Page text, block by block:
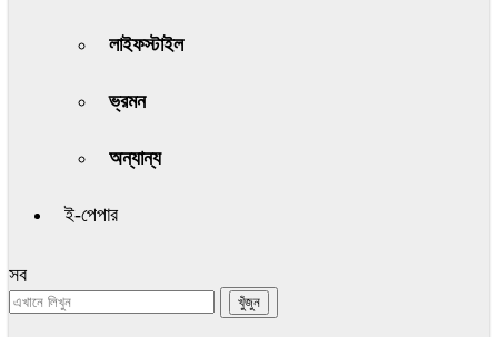
লাইফস্টাইল
ভ্রমন
অন্যান্য
ই-পেপার
সব